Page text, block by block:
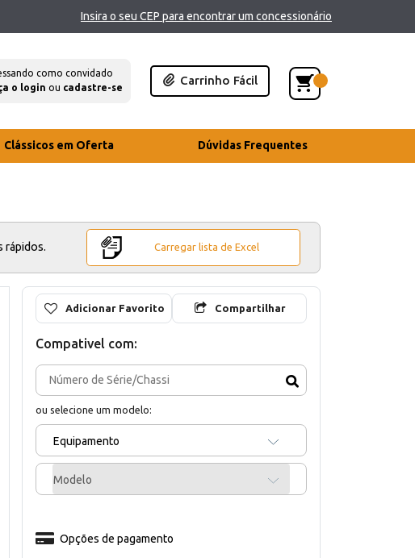
Insira o seu CEP para encontrar um concessionário
como convidado
o login ou cadastre-se
Carrinho Fácil
Clássicos em Oferta Dúvidas Frequentes
rápidos. Carregar lista de Excel
Adicionar Favorito Compartilhar
Compativel com:
ou selecione um modelo:
Equipamento
Modelo
Opções de pagamento